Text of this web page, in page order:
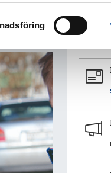
för dig